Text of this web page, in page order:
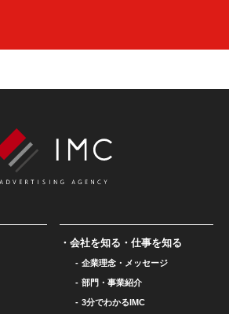
会社を知る・仕事を知る
企業理念・メッセージ
部門・事業紹介
3分でわかるIMC